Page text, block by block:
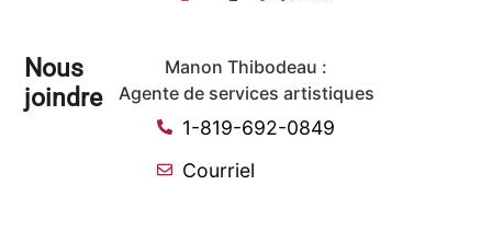
Nous
joindre
Manon Thibodeau :
Agente de services artistiques
1-819-692-0849
Courriel